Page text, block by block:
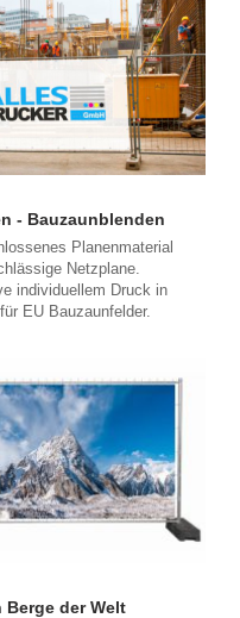
- Bauzaunblenden
Planenmaterial
Netzplane.
individuellem Druck in
EU Bauzaunfelder.
der Welt